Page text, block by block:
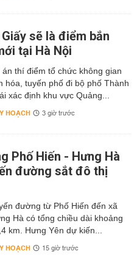
sẽ là điểm bắn
tại Hà Nội
thí điểm tổ chức không gian
hóa, tuyến phố đi bộ phố Thành
xác định khu vực Quảng...
HOẠCH 3 giờ trước
Phố Hiến - Hưng Hà
đường sắt đô thị
đường từ Phố Hiến đến xã
Hà có tổng chiều dài khoảng
km. Hưng Yên dự kiến...
HOẠCH 15 giờ trước